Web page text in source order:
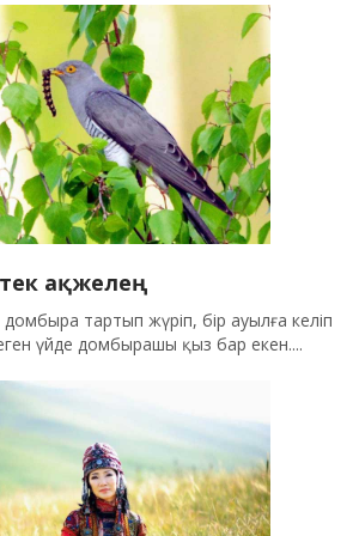
ақжелең
тартып жүріп, бір ауылға келіп
үйде домбырашы қыз бар екен....